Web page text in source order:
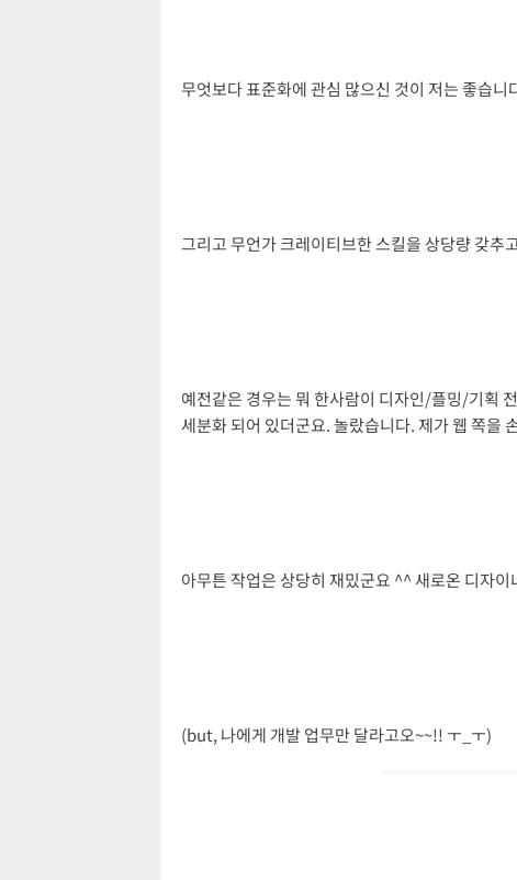
무엇보다 표준화에 관심 많으신 것이 저는 좋습
그리고 무언가 크레이티브한 스킬을 상당량 갖추
예전같은 경우는 뭐 한사람이 디자인/플밍/기획
세분화 되어 있더군요. 놀랐습니다. 제가 웹 쪽을
아무튼 작업은 상당히 재밌군요 ^^ 새로온 디자
(but, 나에게 개발 업무만 달라고오~~!! ㅜ_ㅜ)